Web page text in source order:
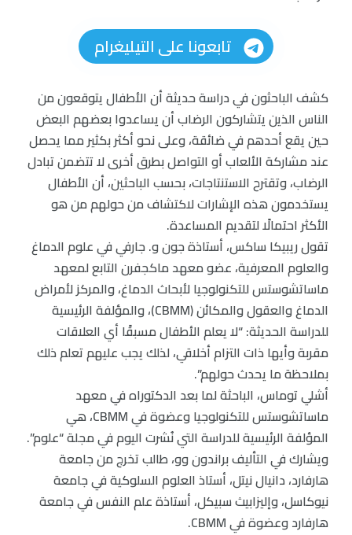
تابعونا على التيليغرام
كشف الباحثون في دراسة حديثة أن الأطفال يتوقعون من
الناس الذين يتشاركون الرضاب أن يساعدوا بعضهم البعض
حين يقع أحدهم في ضائقة، وعلى نحو أكثر بكثير مما يحصل
عند مشاركة الألعاب أو التواصل بطرق أخرى لا تتضمن تبادل
الرضاب، وتقترح الاستنتاجات، بحسب الباحثين، أن الأطفال
يستخدمون هذه الإشارات لاكتشاف من حولهم من هو
الأكثر احتمالًا لتقديم المساعدة.
تقول ريبيكا ساكس، أستاذة جون و. جارفي في علوم الدماغ
والعلوم المعرفية، عضو معهد ماكجفرن التابع لمعهد
ماساتشوستس للتكنولوجيا لأبحاث الدماغ، والمركز لأمراض
الدماغ والعقول والمكائن (CBMM)، والمؤلفة الرئيسية
للدراسة الحديثة: “لا يعلم الأطفال مسبقًا أي العلاقات
مقربة وأيها ذات التزام أخلاقي، لذلك يجب عليهم تعلم ذلك
بملاحظة ما يحدث حولهم”.
أشلي توماس، الباحثة لما بعد الدكتوراه في معهد
ماساتشوستس للتكنولوجيا وعضوة في CBMM، هي
المؤلفة الرئيسية للدراسة التي نُشرت اليوم في مجلة “علوم”.
ويشارك في التأليف براندون وو، طالب تخرج من جامعة
هارفارد، دانيال نيتل، أستاذ العلوم السلوكية في جامعة
نيوكاسل، وإليزابيث سبيكل، أستاذة علم النفس في جامعة
هارفارد وعضوة في CBMM.